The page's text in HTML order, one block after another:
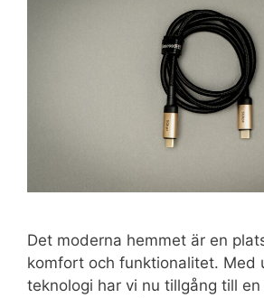
Det moderna hemmet är en
komfort och funktionalitet. Med
teknologi har vi nu tillgång till